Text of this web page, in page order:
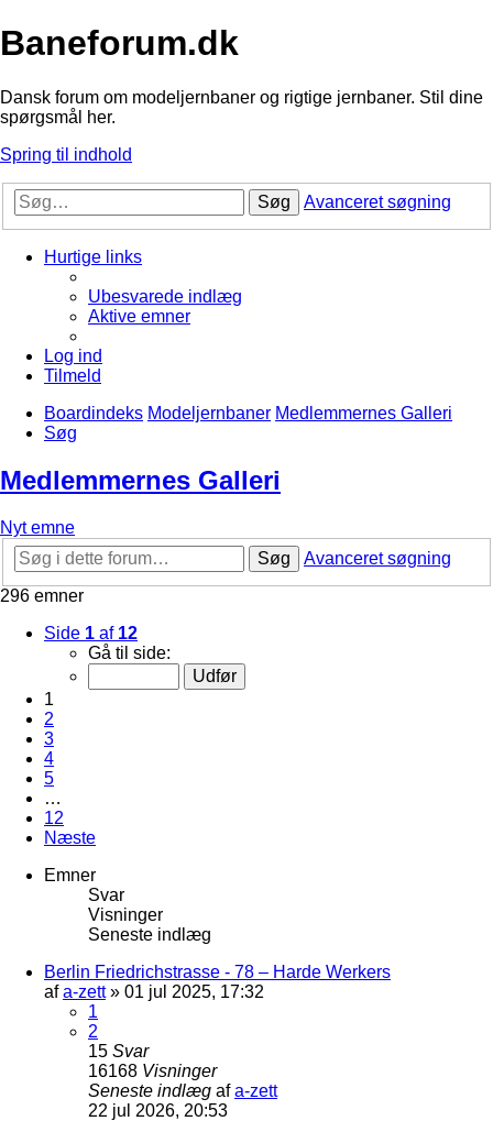
Baneforum.dk
Dansk forum om modeljernbaner og rigtige jernbaner. Stil dine
spørgsmål her.
Spring til indhold
Søg Avanceret søgning
Hurtige links
Ubesvarede indlæg
Aktive emner
Log ind
Tilmeld
Boardindeks Modeljernbaner Medlemmernes Galleri
Søg
Medlemmernes Galleri
Nyt emne
Søg
Avanceret søgning
296 emner
Side 1 af 12
Gå til side:
1
2
3
4
5
…
12
Næste
Emner
Svar
Visninger
Seneste indlæg
Berlin Friedrichstrasse - 78 – Harde Werkers
afa-zett» 01 jul 2025, 17:32
1
2
15 Svar
16168 Visninger
Seneste indlæg afa-zett
22 jul 2026, 20:53